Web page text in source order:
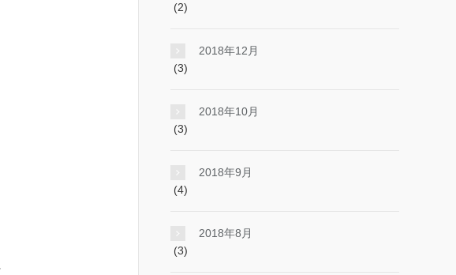
(2)
2018年12月
(3)
2018年10月
(3)
2018年9月
(4)
2018年8月
(3)